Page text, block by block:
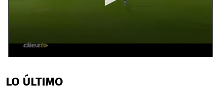
of
56
LO ÚLTIMO